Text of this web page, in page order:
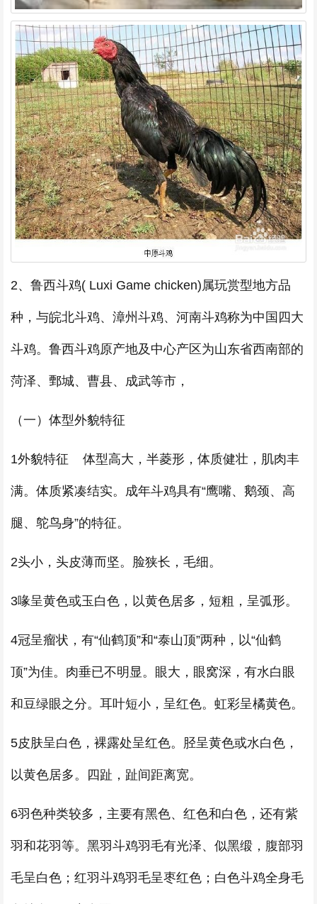
2、鲁西斗鸡( Luxi Game chicken)属玩赏型地方品
种，与皖北斗鸡、漳州斗鸡、河南斗鸡称为中国四大
斗鸡。鲁西斗鸡原产地及中心产区为山东省西南部的
菏泽、鄄城、曹县、成武等市，
（一）体型外貌特征
1外貌特征 体型高大，半菱形，体质健壮，肌肉丰
满。体质紧凑结实。成年斗鸡具有“鹰嘴、鹅颈、高
腿、鸵鸟身”的特征。
2头小，头皮薄而坚。脸狭长，毛细。
3喙呈黄色或玉白色，以黄色居多，短粗，呈弧形。
4冠呈瘤状，有“仙鹤顶”和“泰山顶”两种，以“仙鹤
顶”为佳。肉垂已不明显。眼大，眼窝深，有水白眼
和豆绿眼之分。耳叶短小，呈红色。虹彩呈橘黄色。
5皮肤呈白色，裸露处呈红色。胫呈黄色或水白色，
以黄色居多。四趾，趾间距离宽。
6羽色种类较多，主要有黑色、红色和白色，还有紫
羽和花羽等。黑羽斗鸡羽毛有光泽、似黑缎，腹部羽
毛呈白色；红羽斗鸡羽毛呈枣红色；白色斗鸡全身毛